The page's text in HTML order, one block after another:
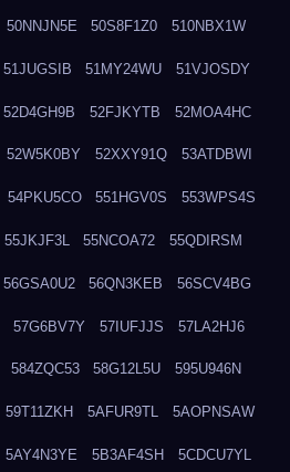
50NNJN5E 50S8F1Z0 510NBX1W
51JUGSIB 51MY24WU 51VJOSDY
52D4GH9B 52FJKYTB 52MOA4HC
52W5K0BY 52XXY91Q 53ATDBWI
54PKU5CO 551HGV0S 553WPS4S
55JKJF3L 55NCOA72 55QDIRSM
56GSA0U2 56QN3KEB 56SCV4BG
57G6BV7Y 57IUFJJS 57LA2HJ6
584ZQC53 58G12L5U 595U946N
59T11ZKH 5AFUR9TL 5AOPNSAW
5AY4N3YE 5B3AF4SH 5CDCU7YL